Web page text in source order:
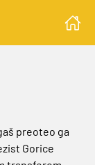
preoteo ga
Gorice